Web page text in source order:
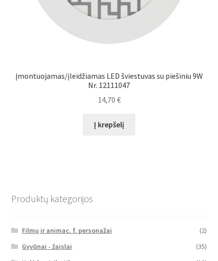
Įmontuojamas/įleidžiamas LED šviestuvas su piešiniu 9W
Nr. 12111047
14,70 €
Į krepšelį
Produktų kategorijos
Filmų ir animac. f. personažai
(2)
Gyvūnai - žaislai
(35)